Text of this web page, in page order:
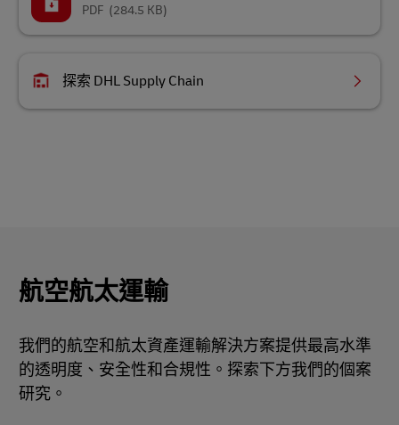
(284.5 KB)
PDF
探索 DHL Supply Chain
航空航太運輸
我們的航空和航太資產運輸解決方案提供最高水準
的透明度、安全性和合規性。探索下方我們的個案
研究。